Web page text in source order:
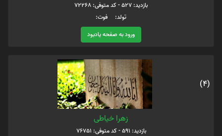
بازدید: 527 - کد متوفی: 72268
تولد: فوت:
ورود به صفحه یادبود
(4)
زهرا خیاطی
بازدید: 591 - کد متوفی: 76751